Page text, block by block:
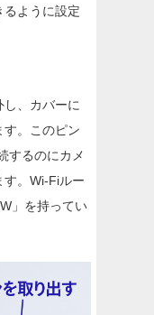
るように設定
し、カバーに
。このピン
するのにカメ
す。Wi-Fiルー
」を持ってい